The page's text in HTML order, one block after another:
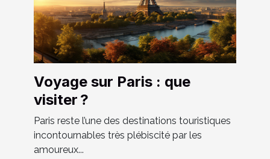
Voyage sur Paris : que
visiter ?
Paris reste l’une des destinations touristiques
incontournables très plébiscité par les
amoureux...